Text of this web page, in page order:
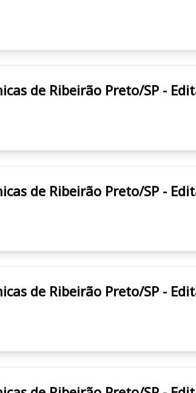
Hospital das Clínicas de Ribeirão Preto/
Hospital das Clínicas de Ribeirão Preto/
Hospital das Clínicas de Ribeirão Preto/